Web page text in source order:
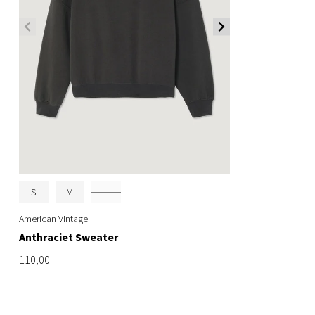
S M L
American Vintage
Anthraciet Sweater
110,00